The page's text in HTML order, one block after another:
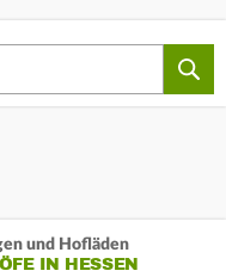
und Hofläden
IN HESSEN